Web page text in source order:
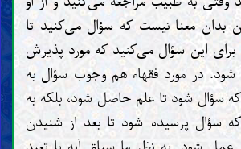
بدان معنا نیست که سؤال می‌کنید تا
این سؤال می‌کنید که مورد پذیرش
در مورد فقهاء هم وجوب سؤال به
سؤال شود تا علم حاصل شود، بلکه به
سؤال پرسیده شود تا بعد از شنیدن